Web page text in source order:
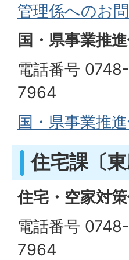
管理係へのお
国・県事業推
電話番号
7964
国・県事業推
住宅課〔東
住宅・空家対
電話番号
7964